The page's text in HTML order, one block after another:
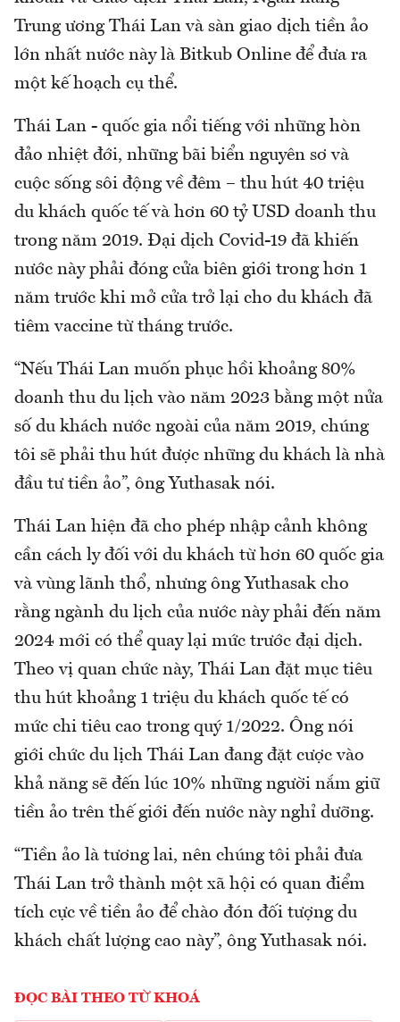
Trung ương Thái Lan và sàn giao dịch tiền ảo
lớn nhất nước này là Bitkub Online để đưa ra
một kế hoạch cụ thể.
Thái Lan - quốc gia nổi tiếng với những hòn
đảo nhiệt đới, những bãi biển nguyên sơ và
cuộc sống sôi động về đêm – thu hút 40 triệu
du khách quốc tế và hơn 60 tỷ USD doanh thu
trong năm 2019. Đại dịch Covid-19 đã khiến
nước này phải đóng cửa biên giới trong hơn 1
năm trước khi mở cửa trở lại cho du khách đã
tiêm vaccine từ tháng trước.
“Nếu Thái Lan muốn phục hồi khoảng 80%
doanh thu du lịch vào năm 2023 bằng một nửa
số du khách nước ngoài của năm 2019, chúng
tôi sẽ phải thu hút được những du khách là nhà
đầu tư tiền ảo”, ông Yuthasak nói.
Thái Lan hiện đã cho phép nhập cảnh không
cần cách ly đối với du khách từ hơn 60 quốc gia
và vùng lãnh thổ, nhưng ông Yuthasak cho
rằng ngành du lịch của nước này phải đến năm
2024 mới có thể quay lại mức trước đại dịch.
Theo vị quan chức này, Thái Lan đặt mục tiêu
thu hút khoảng 1 triệu du khách quốc tế có
mức chi tiêu cao trong quý 1/2022. Ông nói
giới chức du lịch Thái Lan đang đặt cược vào
khả năng sẽ đến lúc 10% những người nắm giữ
tiền ảo trên thế giới đến nước này nghỉ dưỡng.
“Tiền ảo là tương lai, nên chúng tôi phải đưa
Thái Lan trở thành một xã hội có quan điểm
tích cực về tiền ảo để chào đón đối tượng du
khách chất lượng cao này”, ông Yuthasak nói.
ĐỌC BÀI THEO TỪ KHOÁ